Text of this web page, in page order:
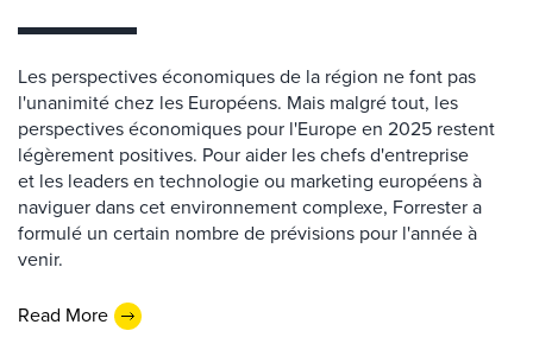
Les perspectives économiques de la région ne font pas
l'unanimité chez les Européens. Mais malgré tout, les
perspectives économiques pour l'Europe en 2025 restent
légèrement positives. Pour aider les chefs d'entreprise
et les leaders en technologie ou marketing européens à
naviguer dans cet environnement complexe, Forrester a
formulé un certain nombre de prévisions pour l'année à
venir.
Read More